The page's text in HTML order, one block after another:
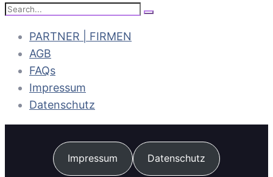
Search
Search
PARTNER | FIRMEN
AGB
FAQs
Impressum
Datenschutz
Impressum Datenschutz